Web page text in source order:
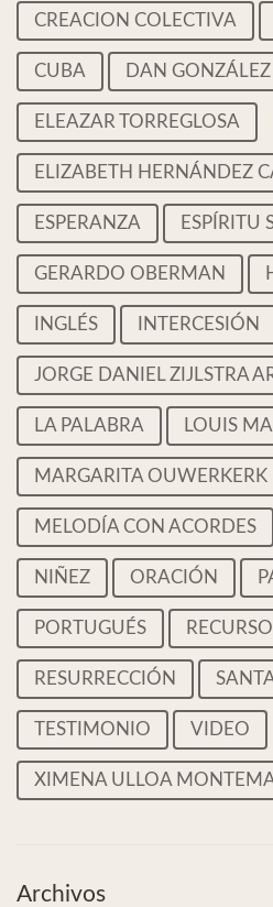
CREACION COLECTIVA
CUBA DAN
ELEAZAR TORREGLOSA
ELIZABETH HERNÁNDEZ
ESPERANZA ESPÍRITU
GERARDO OBERMAN
INGLÉS INTERCESIÓN
JORGE DANIEL ZIJLSTRA
LA PALABRA LOUIS
MARGARITA OUWERKERK
MELODÍA CON ACORDES
NIÑEZ ORACIÓN
PORTUGUÉS
RESURRECCIÓN
TESTIMONIO VIDEO
XIMENA ULLOA
Archivos